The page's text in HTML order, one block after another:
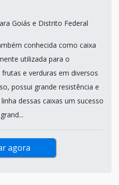
Goiás e Distrito Federal
conhecida como caixa
utilizada para o
e verduras em diversos
possui grande resistência e
dessas caixas um sucesso
agora